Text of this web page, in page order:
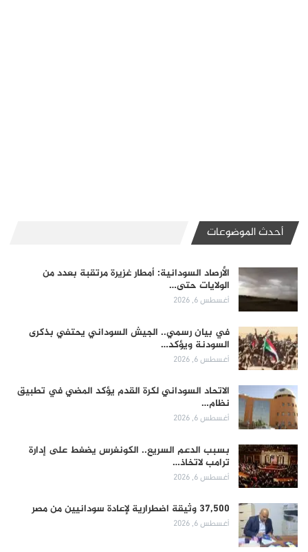
أحدث الموضوعات
الأرصاد السودانية: أمطار غزيرة مرتقبة بعدد من
الولايات حتى…
أغسطس 6, 2026
في بيان رسمي.. الجيش السوداني يحتفي بذكرى
السودنة ويؤكد…
أغسطس 6, 2026
الاتحاد السوداني لكرة القدم يؤكد المضي في تطبيق
نظام…
أغسطس 6, 2026
بسبب الدعم السريع.. الكونغرس يضغط على إدارة
ترامب لاتخاذ…
أغسطس 6, 2026
37,500 وثيقة اضطرارية لإعادة سودانيين من مصر
أغسطس 6, 2026